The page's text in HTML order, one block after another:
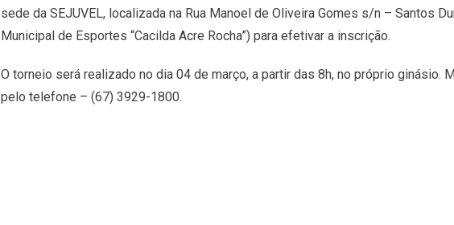
sede da SEJUVEL, localizada na Rua Manoel de Oliveira Gomes s/n – Santos
Municipal de Esportes “Cacilda Acre Rocha”) para efetivar a inscrição.
O torneio será realizado no dia 04 de março, a partir das 8h, no próprio ginásio.
pelo telefone – (67) 3929-1800.